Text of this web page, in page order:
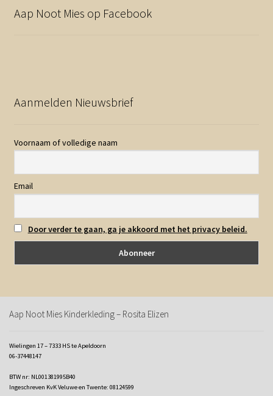
Aap Noot Mies op Facebook
Aanmelden Nieuwsbrief
Voornaam of volledige naam
Email
Door verder te gaan, ga je akkoord met het privacy beleid.
Aap Noot Mies Kinderkleding – Rosita Elizen
Wielingen 17 – 7333 HS te Apeldoorn
06-37448147
BTW nr: NL001381995B40
Ingeschreven KvK Veluwe en Twente: 08124599